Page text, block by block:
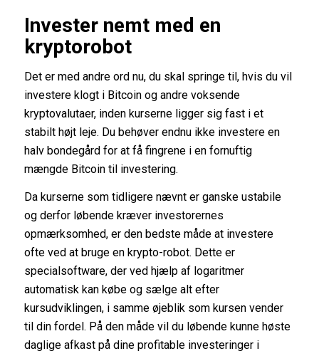
Invester nemt med en
kryptorobot
Det er med andre ord nu, du skal springe til, hvis du vil
investere klogt i Bitcoin og andre voksende
kryptovalutaer, inden kurserne ligger sig fast i et
stabilt højt leje. Du behøver endnu ikke investere en
halv bondegård for at få fingrene i en fornuftig
mængde Bitcoin til investering.
Da kurserne som tidligere nævnt er ganske ustabile
og derfor løbende kræver investorernes
opmærksomhed, er den bedste måde at investere
ofte ved at bruge en krypto-robot. Dette er
specialsoftware, der ved hjælp af logaritmer
automatisk kan købe og sælge alt efter
kursudviklingen, i samme øjeblik som kursen vender
til din fordel. På den måde vil du løbende kunne høste
daglige afkast på dine profitable investeringer i